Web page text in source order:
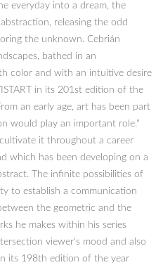
everyday into a dream, the
releasing the odd
the unknown. Cebrián
bathed in an
color and with an intuitive desire
in its 201st edition of the
an early age, art has been part
would play an important role."
it throughout a career
which has been developing on a
The infinite possibilities of
to establish a communication
the geometric and the
he makes within his series
viewer's mood and also
its 198th edition of the year